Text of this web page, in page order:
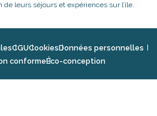
de leurs séjours et expériences sur l’île.
CGUCookiesDonnées personnelles
conformeÉco-conception